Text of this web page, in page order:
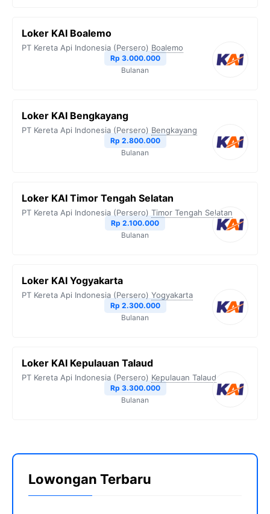
Loker KAI Boalemo
PT Kereta Api Indonesia (Persero) Boalemo
Rp 3.000.000
Bulanan
Loker KAI Bengkayang
PT Kereta Api Indonesia (Persero) Bengkayang
Rp 2.800.000
Bulanan
Loker KAI Timor Tengah Selatan
PT Kereta Api Indonesia (Persero) Timor Tengah Selatan
Rp 2.100.000
Bulanan
Loker KAI Yogyakarta
PT Kereta Api Indonesia (Persero) Yogyakarta
Rp 2.300.000
Bulanan
Loker KAI Kepulauan Talaud
PT Kereta Api Indonesia (Persero) Kepulauan Talaud
Rp 3.300.000
Bulanan
Lowongan Terbaru